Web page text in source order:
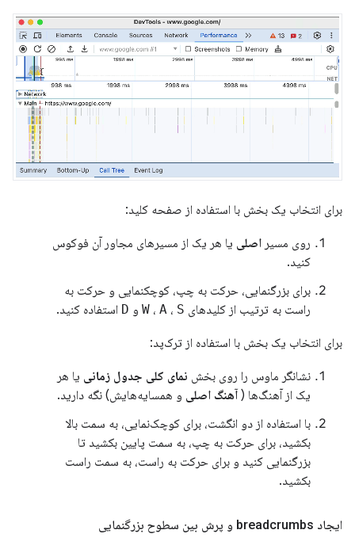
برای انتخاب یک بخش با استفاده از صفحه کلید:
روی مسیر اصلی یا هر یک از مسیرهای مجاور آن فوکوس
کنید.
برای بزرگنمایی، حرکت به چپ، کوچکنمایی و حرکت به
راست به ترتیب از کلیدهای
W ، A ، S و D استفاده کنید.
برای انتخاب یک بخش با استفاده از ترک‌پد:
نشانگر ماوس را روی بخش نمای کلی جدول زمانی یا هر
یک از آهنگ‌ها ( آهنگ اصلی و همسایه‌هایش) نگه دارید.
با استفاده از دو انگشت، برای کوچک‌نمایی، به سمت بالا
بکشید، برای حرکت به چپ، به سمت پایین بکشید تا
بزرگنمایی کنید و برای حرکت به راست، به سمت راست
بکشید.
ایجاد breadcrumbs و پرش بین سطوح بزرگنمایی